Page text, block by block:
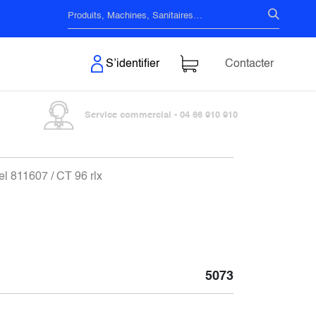
S’identifier Contacter
Service commercial - 04 66 910 910
811607 / CT 96 rlx
5073